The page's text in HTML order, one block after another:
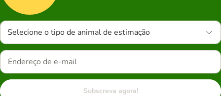
Selecione o tipo de animal de estimação
Subscreva agora!